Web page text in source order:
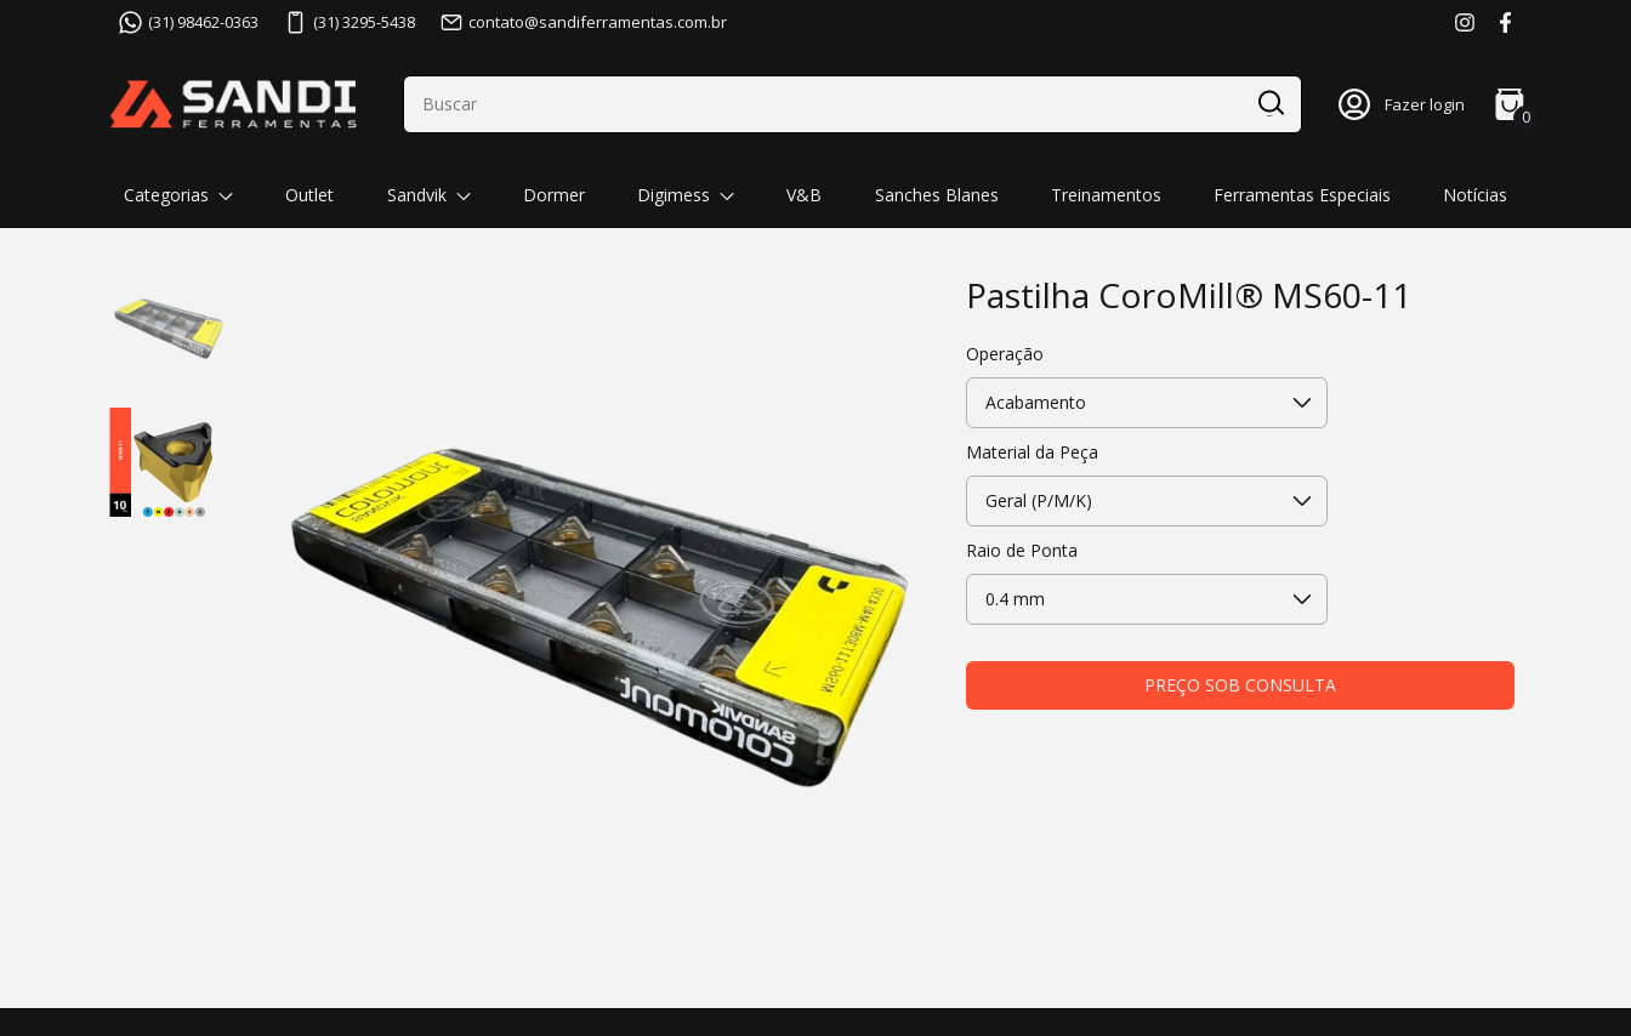
(31) 98462-0363 (31) 3295-5438 contato@sandiferramentas.com.br
Fazer login
0
Categorias Outlet Sandvik Dormer Digimess V&B Sanches Blanes Treinamentos Ferramentas Especiais Notícias
Pastilha CoroMill® MS60-11
Operação
Material da Peça
Raio de Ponta